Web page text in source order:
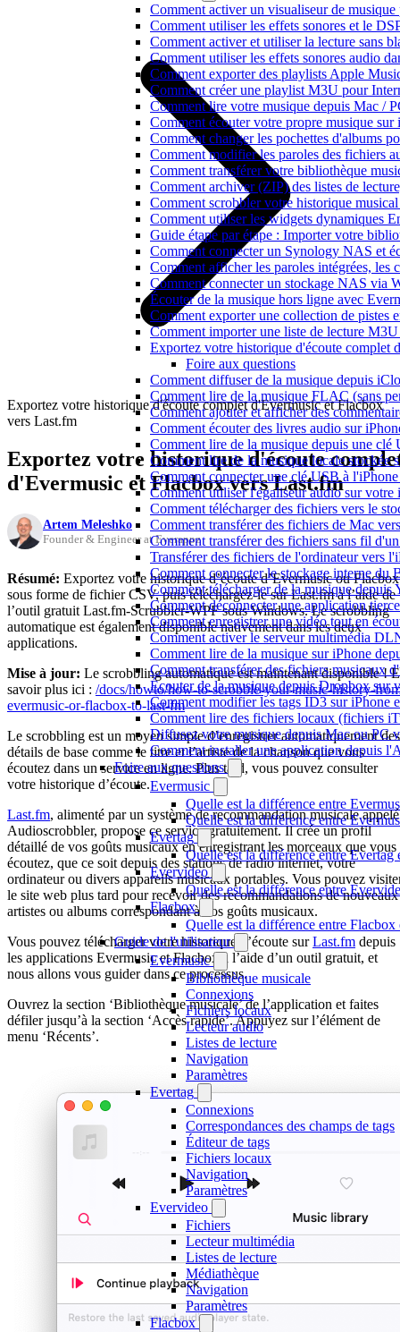
Comment activer un visualiseur de
Comment utiliser les effets sonores et le
Comment activer et utiliser la lecture sans
Comment utiliser les effets sonores audio
Comment exporter des playlists Apple
Comment créer une playlist M3U pour
Comment lire votre musique depuis Mac /
Comment écouter votre propre musique sur
Comment changer les pochettes d'albums
Comment modifier les paroles des fichiers
Comment transférer votre bibliothèque
Comment archiver (ZIP) des listes de
Comment scrobbler votre historique
Comment utiliser les widgets dynamiques
Guide étape par étape : Importer votre
Comment connecter un Synology NAS et
Comment afficher les paroles intégrées,
Comment connecter un stockage NAS via
Écouter de la musique hors ligne avec
Comment exporter une collection de
Comment importer une liste de lecture
Exportez votre historique d'écoute complet
Foire aux questions
Comment diffuser de la musique depuis
Comment lire de la musique FLAC (sans
Comment ajouter et afficher des
Comment écouter des livres audio sur
Comment lire de la musique depuis une
Comment lire de la musique locale stockée
Comment connecter une clé USB à
Comment utiliser l'égaliseur audio sur
Comment télécharger des fichiers vers le
Comment transférer des fichiers de Mac
Comment transférer des fichiers sans fil
Transférer des fichiers de l'ordinateur vers
Comment connecter le stockage interne
Comment télécharger de la musique
Comment déconnecter une application
Comment enregistrer une vidéo tout en
Comment activer le serveur multimédia
Comment lire de la musique sur iPhone
Comment transférer des fichiers musicaux
Écouter de la musique depuis Dropbox sur
Comment modifier les tags ID3 sur iPhone
Comment lire des fichiers locaux (fichiers
Diffusez votre musique depuis Mac ou PC
Comment installer une application depuis
Foire aux questions
Evermusic
Quelle est la différence entre
Quelle est la différence entre
Evertag
Quelle est la différence entre Evertag
Evervideo
Quelle est la différence entre
Flacbox
Quelle est la différence entre
Guide de l'utilisateur
Evermusic
Bibliothèque musicale
Connexions
Fichiers locaux
Lecteur audio
Listes de lecture
Navigation
Paramètres
Evertag
Connexions
Correspondances des champs de tags
Éditeur de tags
Fichiers locaux
Navigation
Paramètres
Evervideo
Fichiers
Lecteur multimédia
Listes de lecture
Médiathèque
Navigation
Paramètres
Flacbox
Exportez votre historique d'écoute complet d'Evermusic et Flacbox
vers Last.fm
Exportez votre historique d'écoute
d'Evermusic et Flacbox vers Last.fm
Artem Meleshko
Founder & Engineer at Everappz
Résumé: Exportez votre historique d’écoute d’Evermusic ou Flacbox
sous forme de fichier CSV, puis téléchargez-le sur Last.fm à l’aide de
l’outil gratuit Last.fm-Scrubbler-WPF sous Windows. Le scrobbling
automatique est également disponible nativement dans les deux
applications.
Mise à jour: Le scrobbling automatique est maintenant disponible !
savoir plus ici : /docs/howto/how-to-scrobble-your-music-history-
evermusic-or-flacbox-to-last-fm
Le scrobbling est un moyen simple d’enregistrer automatiquement des
détails de base comme le titre et l’artiste de la chanson que vous
écoutez dans un service en ligne. Plus tard, vous pouvez consulter
votre historique d’écoute.
Last.fm, alimenté par un système de recommandation musicale appelé
Audioscrobbler, propose ce service gratuitement. Il crée un profil
détaillé de vos goûts musicaux en enregistrant les morceaux que vous
écoutez, que ce soit depuis des stations de radio internet, votre
ordinateur ou divers appareils musicaux portables. Vous pouvez
le site web plus tard pour recevoir des recommandations de nouveaux
artistes ou albums correspondant à vos goûts musicaux.
Vous pouvez télécharger votre historique d’écoute surLast.fm depuis
les applications Evermusic et Flacbox à l’aide d’un outil gratuit, et
nous allons vous guider dans ce processus.
Ouvrez la section ‘Bibliothèque musicale’ de l’application et faites
défiler jusqu’à la section ‘Accès rapide’. Appuyez sur l’élément de
menu ‘Récents’.